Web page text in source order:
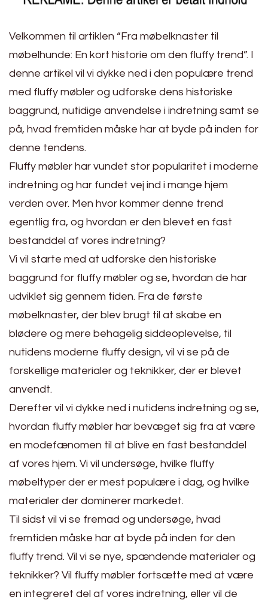
Velkommen til artiklen “Fra møbelknaster til
møbelhunde: En kort historie om den fluffy trend”. I
denne artikel vil vi dykke ned i den populære trend
med fluffy møbler og udforske dens historiske
baggrund, nutidige anvendelse i indretning samt se
på, hvad fremtiden måske har at byde på inden for
denne tendens.
Fluffy møbler har vundet stor popularitet i moderne
indretning og har fundet vej ind i mange hjem
verden over. Men hvor kommer denne trend
egentlig fra, og hvordan er den blevet en fast
bestanddel af vores indretning?
Vi vil starte med at udforske den historiske
baggrund for fluffy møbler og se, hvordan de har
udviklet sig gennem tiden. Fra de første
møbelknaster, der blev brugt til at skabe en
blødere og mere behagelig siddeoplevelse, til
nutidens moderne fluffy design, vil vi se på de
forskellige materialer og teknikker, der er blevet
anvendt.
Derefter vil vi dykke ned i nutidens indretning og se,
hvordan fluffy møbler har bevæget sig fra at være
en modefænomen til at blive en fast bestanddel
af vores hjem. Vi vil undersøge, hvilke fluffy
møbeltyper der er mest populære i dag, og hvilke
materialer der dominerer markedet.
Til sidst vil vi se fremad og undersøge, hvad
fremtiden måske har at byde på inden for den
fluffy trend. Vil vi se nye, spændende materialer og
teknikker? Vil fluffy møbler fortsætte med at være
en integreret del af vores indretning, eller vil de